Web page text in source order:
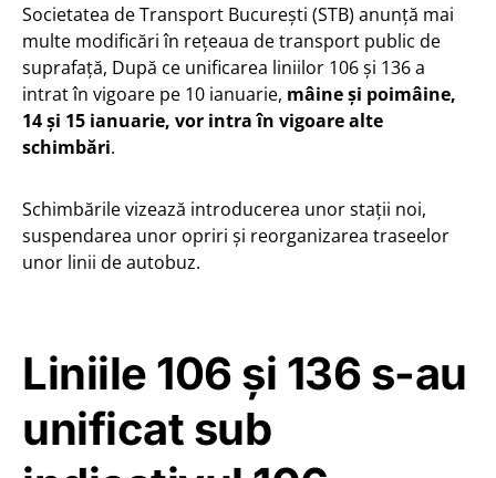
Societatea de Transport București (STB) anunță mai
multe modificări în rețeaua de transport public de
suprafață, După ce unificarea liniilor 106 și 136 a
intrat în vigoare pe 10 ianuarie, mâine și poimâine,
14 și 15 ianuarie, vor intra în vigoare alte
schimbări.
Schimbările vizează introducerea unor stații noi,
suspendarea unor opriri și reorganizarea traseelor
unor linii de autobuz.
Liniile 106 și 136 s-au
unificat sub